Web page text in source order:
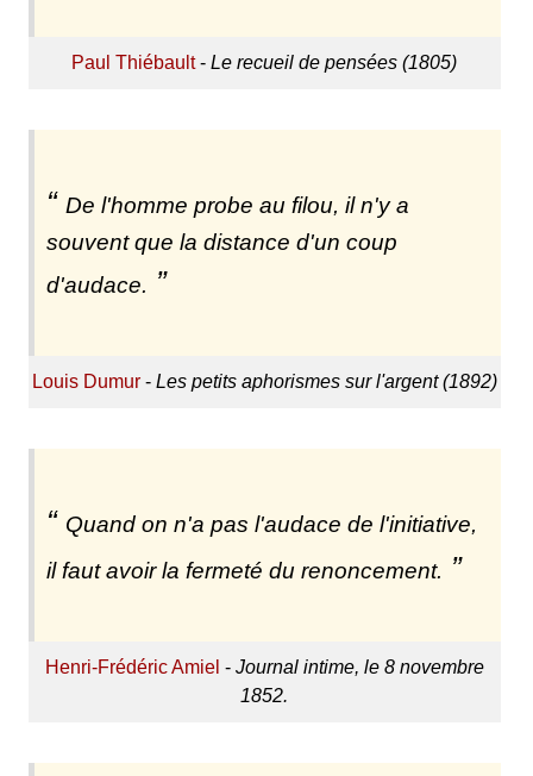
Paul Thiébault-Le recueil de pensées (1805)
De l'homme probe au filou, il n'y a
souvent que la distance d'un coup
d'audace.
Louis Dumur- Les petits aphorismes sur l'argent (1892)
Quand on n'a pas l'audace de l'initiative,
il faut avoir la fermeté du renoncement.
Henri-Frédéric Amiel - Journal intime, le 8 novembre
1852.